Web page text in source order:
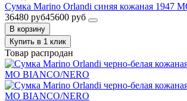
Сумка Marino Orlandi синяя кожаная 1947
36480 руб45600 руб
В корзину
Купить в 1 клик
Товар распродан